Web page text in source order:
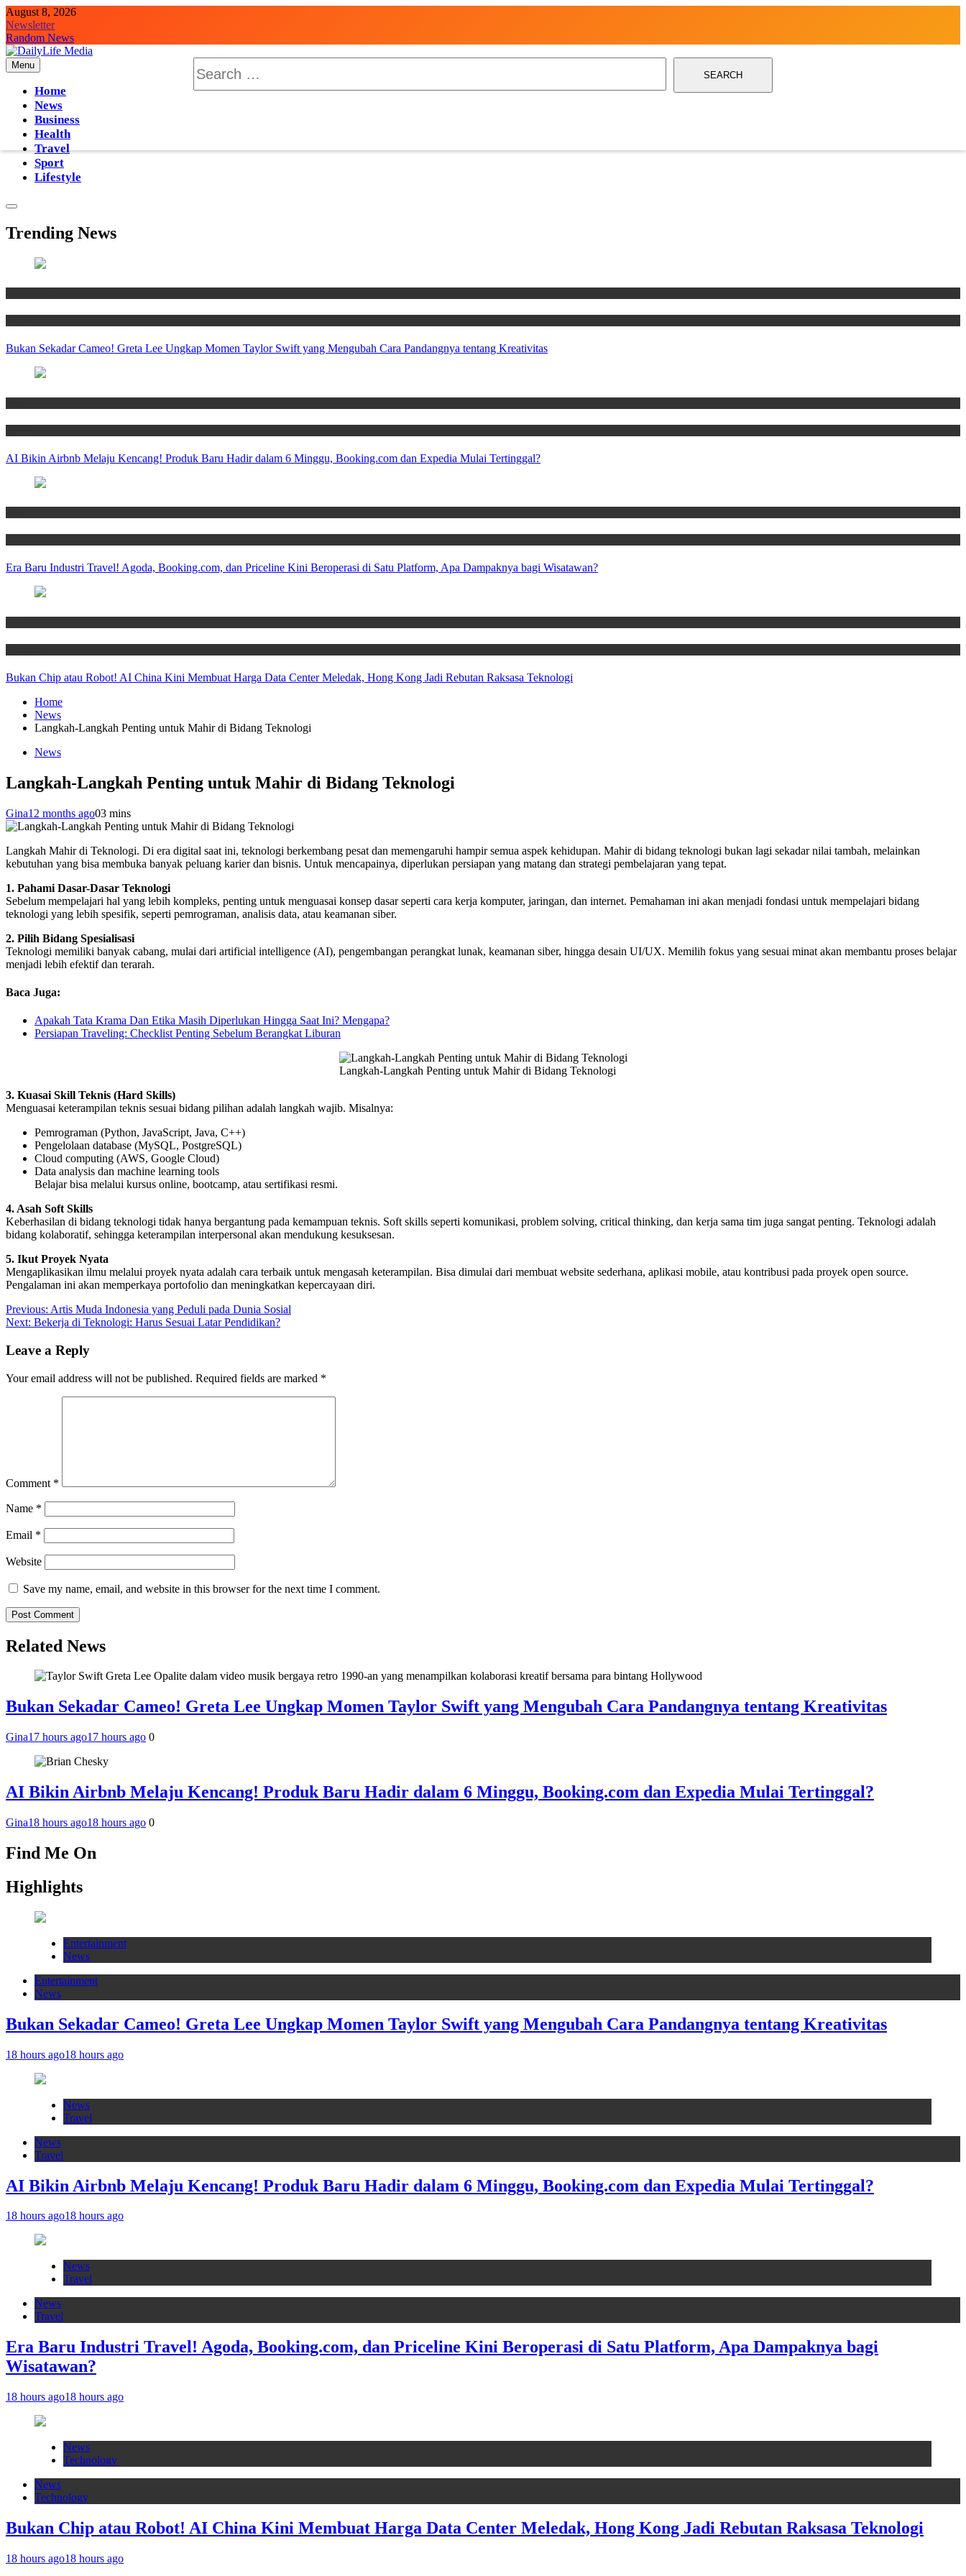
Skip
to
content
August 8, 2026
Newsletter
Random News
DailyLife Media
Accurate and Reliable News For Your Needs
Menu
Home
News
Business
Health
Travel
Sport
Lifestyle
for:
Trending News
Bukan Sekadar Cameo! Greta Lee Ungkap Momen Taylor Swift yang Mengubah Cara Pandangnya tentang Kreativitas
AI Bikin Airbnb Melaju Kencang! Produk Baru Hadir dalam 6 Minggu, Booking.com dan Expedia Mulai Tertinggal?
Era Baru Industri Travel! Agoda, Booking.com, dan Priceline Kini Beroperasi di Satu Platform, Apa Dampaknya bagi Wisatawan?
Bukan Chip atau Robot! AI China Kini Membuat Harga Data Center Meledak, Hong Kong Jadi Rebutan Raksasa Teknologi
Home
News
Langkah-Langkah Penting untuk Mahir di Bidang Teknologi
News
Langkah-Langkah Penting untuk Mahir di Bidang Teknologi
Gina12 months ago03 mins
Langkah Mahir di Teknologi. Di era digital saat ini, teknologi berkembang pesat dan memengaruhi hampir semua aspek kehidupan. Mahir di bidang teknologi bukan lagi sekadar nilai tambah, melainkan
kebutuhan yang bisa membuka banyak peluang karier dan bisnis. Untuk mencapainya, diperlukan persiapan yang matang dan strategi pembelajaran yang tepat.
1. Pahami Dasar-Dasar Teknologi
Sebelum mempelajari hal yang lebih kompleks, penting untuk menguasai konsep dasar seperti cara kerja komputer, jaringan, dan internet. Pemahaman ini akan menjadi fondasi untuk mempelajari bidang
teknologi yang lebih spesifik, seperti pemrograman, analisis data, atau keamanan siber.
2. Pilih Bidang Spesialisasi
Teknologi memiliki banyak cabang, mulai dari artificial intelligence (AI), pengembangan perangkat lunak, keamanan siber, hingga desain UI/UX. Memilih fokus yang sesuai minat akan membantu proses belajar
menjadi lebih efektif dan terarah.
Baca Juga:
Apakah Tata Krama Dan Etika Masih Diperlukan Hingga Saat Ini? Mengapa?
Persiapan Traveling: Checklist Penting Sebelum Berangkat Liburan
Langkah-Langkah Penting untuk Mahir di Bidang Teknologi
3. Kuasai Skill Teknis (Hard Skills)
Menguasai keterampilan teknis sesuai bidang pilihan adalah langkah wajib. Misalnya:
Pemrograman (Python, JavaScript, Java, C++)
Pengelolaan database (MySQL, PostgreSQL)
Cloud computing (AWS, Google Cloud)
Data analysis dan machine learning tools
Belajar bisa melalui kursus online, bootcamp, atau sertifikasi resmi.
4. Asah Soft Skills
Keberhasilan di bidang teknologi tidak hanya bergantung pada kemampuan teknis. Soft skills seperti komunikasi, problem solving, critical thinking, dan kerja sama tim juga sangat penting. Teknologi adalah
bidang kolaboratif, sehingga keterampilan interpersonal akan mendukung kesuksesan.
5. Ikut Proyek Nyata
Mengaplikasikan ilmu melalui proyek nyata adalah cara terbaik untuk mengasah keterampilan. Bisa dimulai dari membuat website sederhana, aplikasi mobile, atau kontribusi pada proyek open source.
Pengalaman ini akan memperkaya portofolio dan meningkatkan kepercayaan diri.
Post
navigation
Previous: Artis Muda Indonesia yang Peduli pada Dunia Sosial
Next: Bekerja di Teknologi: Harus Sesuai Latar Pendidikan?
Leave a Reply
Your email address will not be published. Required fields are marked *
Comment *
Name *
Email *
Website
Save my name, email, and website in this browser for the next time I comment.
Related News
Bukan Sekadar Cameo! Greta Lee Ungkap Momen Taylor Swift yang Mengubah Cara Pandangnya tentang Kreativitas
Gina17 hours ago17 hours ago 0
AI Bikin Airbnb Melaju Kencang! Produk Baru Hadir dalam 6 Minggu, Booking.com dan Expedia Mulai Tertinggal?
Gina18 hours ago18 hours ago 0
Find Me On
Highlights
Entertainment
News
Entertainment
News
Bukan Sekadar Cameo! Greta Lee Ungkap Momen Taylor Swift yang Mengubah Cara Pandangnya tentang Kreativitas
18 hours ago18 hours ago
News
Travel
News
Travel
AI Bikin Airbnb Melaju Kencang! Produk Baru Hadir dalam 6 Minggu, Booking.com dan Expedia Mulai Tertinggal?
18 hours ago18 hours ago
News
Travel
News
Travel
Era Baru Industri Travel! Agoda, Booking.com, dan Priceline Kini Beroperasi di Satu Platform, Apa Dampaknya bagi
Wisatawan?
18 hours ago18 hours ago
News
Technology
News
Technology
Bukan Chip atau Robot! AI China Kini Membuat Harga Data Center Meledak, Hong Kong Jadi Rebutan Raksasa Teknologi
18 hours ago18 hours ago